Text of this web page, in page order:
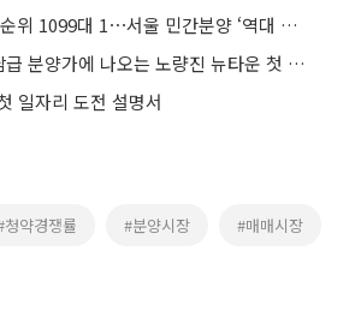
아크로 드 서초, 1순위 1099대 1⋯서울 민간분양 ‘역대 최고 경쟁률’
‘국평 26억’…강남급 분양가에 나오는 노량진 뉴타운 첫 단지
일자리 도전 설명서
청약경쟁률 #분양시장 #매매시장